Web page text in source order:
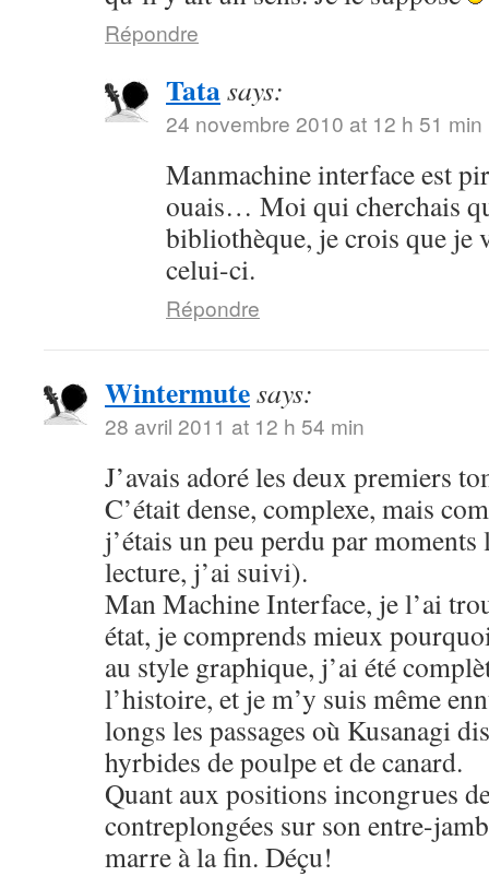
Répondre
Tatasays:
24 novembre 2010 at 12 h 51 min
Manmachine interface est
ouais… Moi qui cherchais
bibliothèque, je crois que je
celui-ci.
Répondre
Wintermutesays:
28 avril 2011 at 12 h 54 min
J’avais adoré les deux premiers
C’était dense, complexe, mais
j’étais un peu perdu par
lecture, j’ai suivi).
Man Machine Interface, je l’ai
état, je comprends mieux
au style graphique, j’ai été
l’histoire, et je m’y suis même
longs les passages où Kusanagi
hyrbides de poulpe et de canard.
Quant aux positions incongrues
contreplongées sur son entre-
marre à la fin. Déçu!